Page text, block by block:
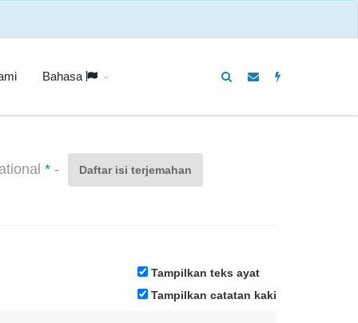
Bahasa
*- Daftar isi terjemahan
Tampilkan teks ayat
Tampilkan catatan kaki